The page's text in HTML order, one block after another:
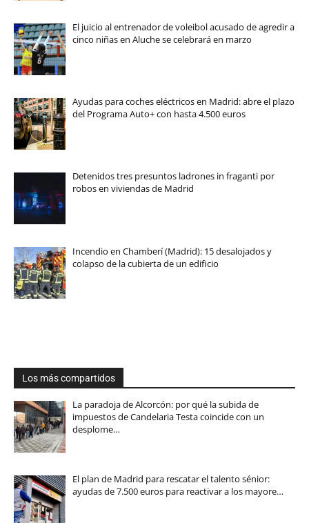
El juicio al entrenador de voleibol acusado de agredir a
cinco niñas en Aluche se celebrará en marzo
Ayudas para coches eléctricos en Madrid: abre el plazo
del Programa Auto+ con hasta 4.500 euros
Detenidos tres presuntos ladrones in fraganti por
robos en viviendas de Madrid
Incendio en Chamberí (Madrid): 15 desalojados y
colapso de la cubierta de un edificio
Los más compartidos
La paradoja de Alcorcón: por qué la subida de
impuestos de Candelaria Testa coincide con un
desplome…
El plan de Madrid para rescatar el talento sénior:
ayudas de 7.500 euros para reactivar a los mayore…